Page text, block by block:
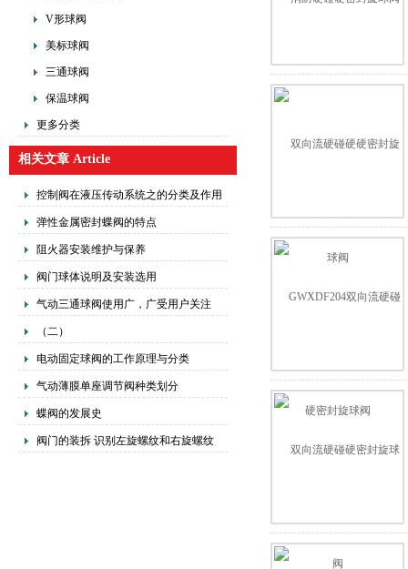
V形球阀
美标球阀
三通球阀
保温球阀
更多分类
相关文章 Article
控制阀在液压传动系统之的分类及作用
弹性金属密封蝶阀的特点
阻火器安装维护与保养
阀门球体说明及安装选用
气动三通球阀使用广，广受用户关注
（二）
电动固定球阀的工作原理与分类
气动薄膜单座调节阀种类划分
蝶阀的发展史
阀门的装拆 识别左旋螺纹和右旋螺纹